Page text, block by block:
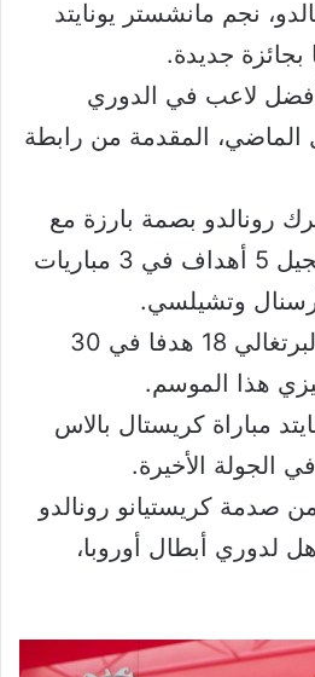
نجم مانشستر يونايتد
بجائزة جديدة.
أفضل لاعب في الدوري
الماضي، المقدمة من رابطة
رونالدو بصمة بارزة مع
الشياطين الحمر بتسجيل 5 أهداف في 3 مباريات
وتشيلسي.
وإجمالا سجل النجم البرتغالي 18 هدفا في 30
هذا الموسم.
مباراة كريستال بالاس
صدمة كريستيانو رونالدو
لدوري أبطال أوروبا،